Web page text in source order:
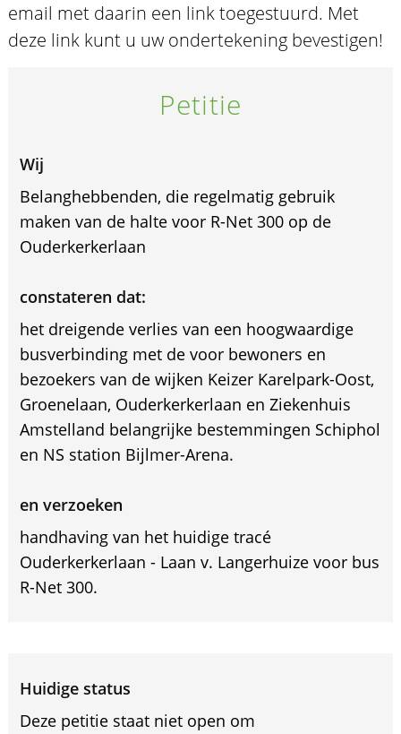
email met daarin een link toegestuurd. Met
deze link kunt u uw ondertekening bevestigen!
Petitie
Wij
Belanghebbenden, die regelmatig gebruik
maken van de halte voor R-Net 300 op de
Ouderkerkerlaan
constateren dat:
het dreigende verlies van een hoogwaardige
busverbinding met de voor bewoners en
bezoekers van de wijken Keizer Karelpark-Oost,
Groenelaan, Ouderkerkerlaan en Ziekenhuis
Amstelland belangrijke bestemmingen Schiphol
en NS station Bijlmer-Arena.
en verzoeken
handhaving van het huidige tracé
Ouderkerkerlaan - Laan v. Langerhuize voor bus
R-Net 300.
Huidige status
Deze petitie staat niet open om